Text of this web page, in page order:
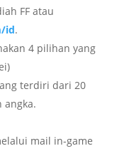
FF atau
id.
4 pilihan yang
terdiri dari 20
angka.
mail in-game